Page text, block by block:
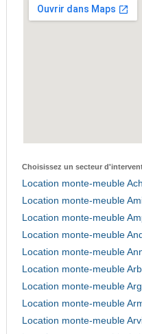
Choisissez un secteur
Location monte-meuble
Location monte-meuble
Location monte-meuble
Location monte-meuble
Location monte-meuble
Location monte-meuble
Location monte-meuble
Location monte-meuble
Location monte-meuble